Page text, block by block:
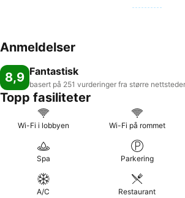
Anmeldelser
8,9 Fantastisk
basert på 251 vurderinger fra større nettsteder
Topp fasiliteter
Wi-Fi i lobbyen Wi-Fi på rommet
Spa Parkering
A/C Restaurant